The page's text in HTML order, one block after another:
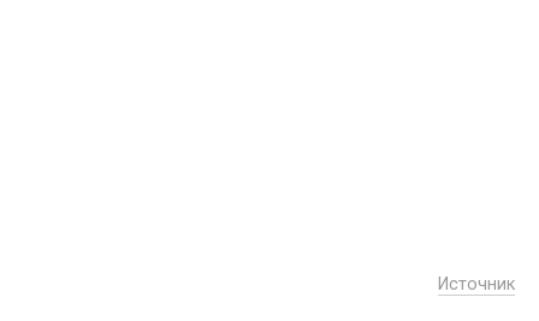
Источник